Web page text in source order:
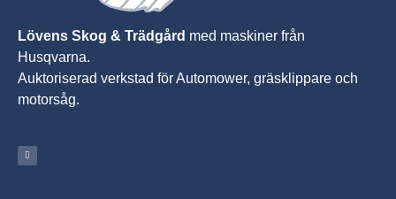
Lövens Skog & Trädgård med maskiner från
Husqvarna.
Auktoriserad verkstad för Automower, gräsklippare och
motorsåg.